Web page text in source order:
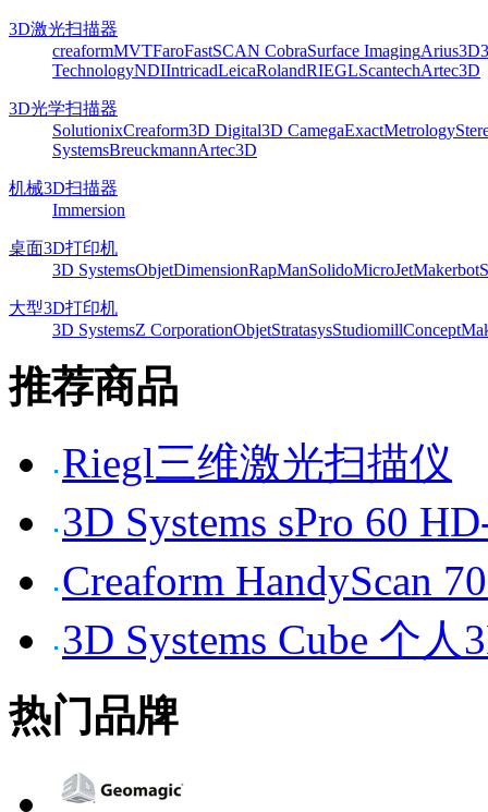
3D激光扫描器
creaformMVTFaroFastSCAN CobraSurface ImagingArius3D
TechnologyNDIIntricadLeicaRolandRIEGLScantechArtec3D
3D光学扫描器
SolutionixCreaform3D Digital3D CamegaExactMetrology
SystemsBreuckmannArtec3D
机械3D扫描器
Immersion
桌面3D打印机
3D SystemsObjetDimensionRapManSolidoMicroJetMakerbot
大型3D打印机
3D SystemsZ CorporationObjetStratasysStudiomillConcept
推荐商品
Riegl三维激光扫描仪
3D Systems sPro 60
Creaform HandyScan
3D Systems Cube 个人
热门品牌